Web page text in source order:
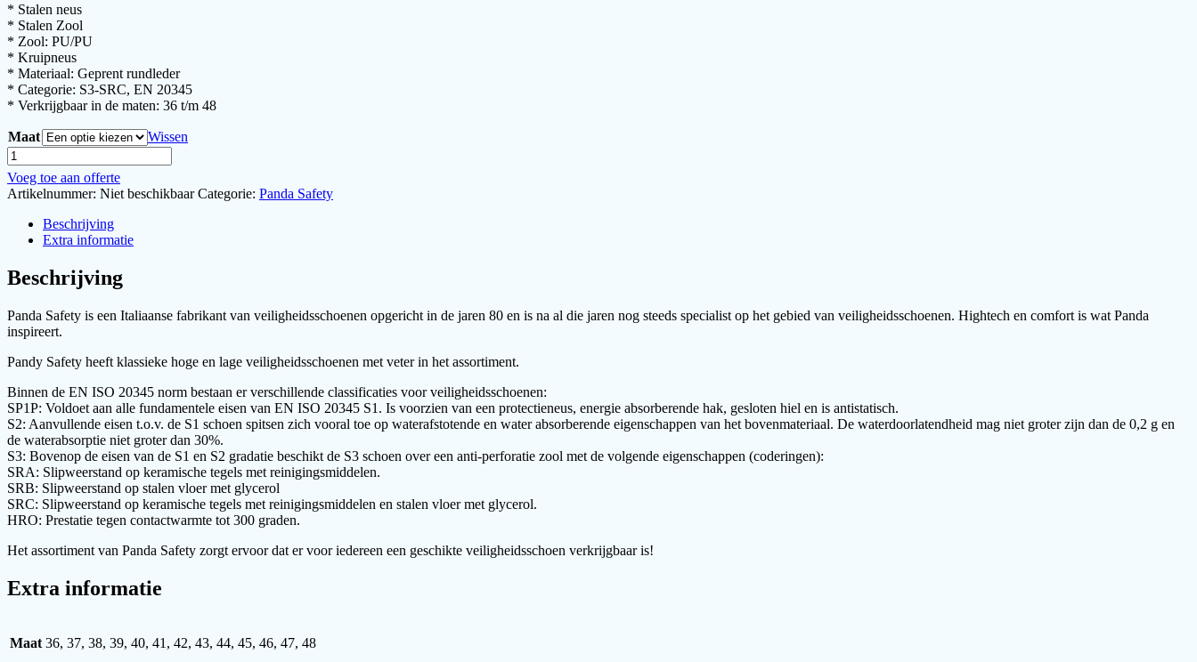
* Stalen neus
* Stalen Zool
* Zool: PU/PU
* Kruipneus
* Materiaal: Geprent rundleder
* Categorie: S3-SRC, EN 20345
* Verkrijgbaar in de maten: 36 t/m 48
Maat
Wissen
Panda
Safety,
SPORT
Mistral,
veiligheidsschoenen
Voeg toe aan offerte
Artikelnummer: Niet beschikbaar Categorie: Panda Safety
Beschrijving
Extra informatie
Beschrijving
Panda Safety is een Italiaanse fabrikant van veiligheidsschoenen opgericht in de jaren 80 en is na al die jaren nog steeds specialist op het gebied van veiligheidsschoenen. Hightech en comfort is wat Panda
inspireert.
Pandy Safety heeft klassieke hoge en lage veiligheidsschoenen met veter in het assortiment.
Binnen de EN ISO 20345 norm bestaan er verschillende classificaties voor veiligheidsschoenen:
SP1P: Voldoet aan alle fundamentele eisen van EN ISO 20345 S1. Is voorzien van een protectieneus, energie absorberende hak, gesloten hiel en is antistatisch.
S2: Aanvullende eisen t.o.v. de S1 schoen spitsen zich vooral toe op waterafstotende en water absorberende eigenschappen van het bovenmateriaal. De waterdoorlatendheid mag niet groter zijn dan de 0,2 g en
de waterabsorptie niet groter dan 30%.
S3: Bovenop de eisen van de S1 en S2 gradatie beschikt de S3 schoen over een anti-perforatie zool met de volgende eigenschappen (coderingen):
SRA: Slipweerstand op keramische tegels met reinigingsmiddelen.
SRB: Slipweerstand op stalen vloer met glycerol
SRC: Slipweerstand op keramische tegels met reinigingsmiddelen en stalen vloer met glycerol.
HRO: Prestatie tegen contactwarmte tot 300 graden.
Het assortiment van Panda Safety zorgt ervoor dat er voor iedereen een geschikte veiligheidsschoen verkrijgbaar is!
Extra informatie
Maat 36, 37, 38, 39, 40, 41, 42, 43, 44, 45, 46, 47, 48